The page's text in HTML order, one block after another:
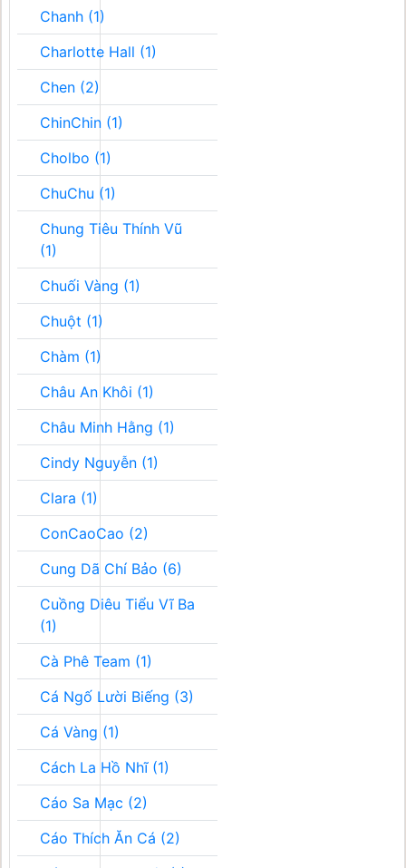
Chanh (1)
Charlotte Hall (1)
Chen (2)
ChinChin (1)
Cholbo (1)
ChuChu (1)
Chung Tiêu Thính Vũ
(1)
Chuối Vàng (1)
Chuột (1)
Chàm (1)
Châu An Khôi (1)
Châu Minh Hằng (1)
Cindy Nguyễn (1)
Clara (1)
ConCaoCao (2)
Cung Dã Chí Bảo (6)
Cuồng Diêu Tiểu Vĩ Ba
(1)
Cà Phê Team (1)
Cá Ngố Lười Biếng (3)
Cá Vàng (1)
Cách La Hồ Nhĩ (1)
Cáo Sa Mạc (2)
Cáo Thích Ăn Cá (2)